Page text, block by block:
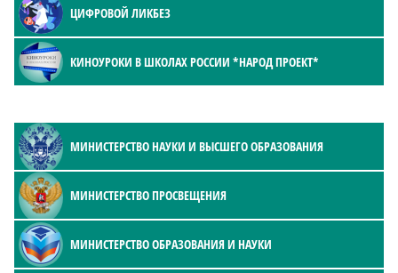
ЦИФРОВОЙ ЛИКБЕЗ
КИНОУРОКИ В ШКОЛАХ РОССИИ *НАРОД ПРОЕКТ*
МИНИСТЕРСТВО НАУКИ И ВЫСШЕГО ОБРАЗОВАНИЯ
МИНИСТЕРСТВО ПРОСВЕЩЕНИЯ
МИНИСТЕРСТВО ОБРАЗОВАНИЯ И НАУКИ